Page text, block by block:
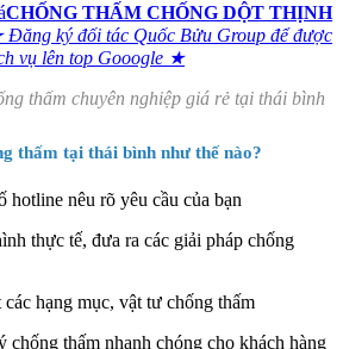
CHỐNG THẤM CHỐNG DỘT THỊNH
Đăng ký đối tác Quốc Bửu Group để được
vụ lên top Gooogle ★
thấm chuyên nghiệp giá rẻ tại thái bình
thấm tại thái bình như thế nào?
hotline nêu rõ yêu cầu của bạn
thực tế, đưa ra các giải pháp chống
hạng mục, vật tư chống thấm
chống thấm nhanh chóng cho khách hàng